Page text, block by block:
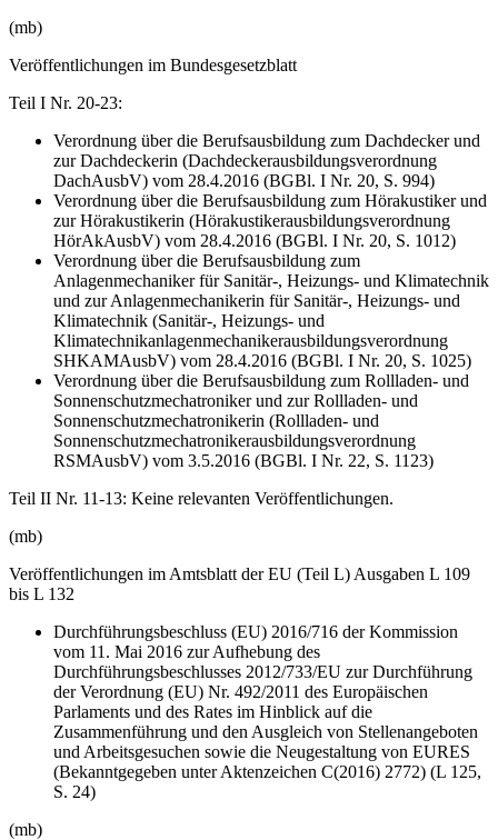
(mb)
Veröffentlichungen im Bundesgesetzblatt
Teil I Nr. 20-23:
Verordnung über die Berufsausbildung zum Dachdecker und
zur Dachdeckerin (Dachdeckerausbildungsverordnung
DachAusbV) vom 28.4.2016 (BGBl. I Nr. 20, S. 994)
Verordnung über die Berufsausbildung zum Hörakustiker und
zur Hörakustikerin (Hörakustikerausbildungsverordnung
HörAkAusbV) vom 28.4.2016 (BGBl. I Nr. 20, S. 1012)
Verordnung über die Berufsausbildung zum
Anlagenmechaniker für Sanitär-, Heizungs- und Klimatechnik
und zur Anlagenmechanikerin für Sanitär-, Heizungs- und
Klimatechnik (Sanitär-, Heizungs- und
Klimatechnikanlagenmechanikerausbildungsverordnung
SHKAMAusbV) vom 28.4.2016 (BGBl. I Nr. 20, S. 1025)
Verordnung über die Berufsausbildung zum Rollladen- und
Sonnenschutzmechatroniker und zur Rollladen- und
Sonnenschutzmechatronikerin (Rollladen- und
Sonnenschutzmechatronikerausbildungsverordnung
RSMAusbV) vom 3.5.2016 (BGBl. I Nr. 22, S. 1123)
Teil II Nr. 11-13: Keine relevanten Veröffentlichungen.
(mb)
Veröffentlichungen im Amtsblatt der EU (Teil L) Ausgaben L 109
bis L 132
Durchführungsbeschluss (EU) 2016/716 der Kommission
vom 11. Mai 2016 zur Aufhebung des
Durchführungsbeschlusses 2012/733/EU zur Durchführung
der Verordnung (EU) Nr. 492/2011 des Europäischen
Parlaments und des Rates im Hinblick auf die
Zusammenführung und den Ausgleich von Stellenangeboten
und Arbeitsgesuchen sowie die Neugestaltung von EURES
(Bekanntgegeben unter Aktenzeichen C(2016) 2772) (L 125,
S. 24)
(mb)